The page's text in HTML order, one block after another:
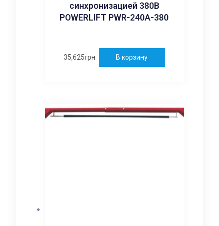
синхронизацией 380В
POWERLIFT PWR-240A-380
35,625грн. В корзину